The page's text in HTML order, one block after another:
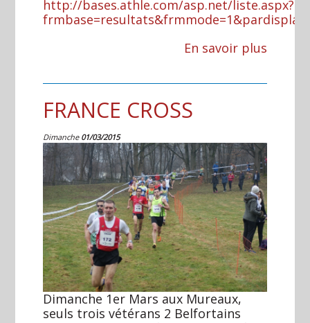
http://bases.athle.com/asp.net/liste.aspx?
En savoir plus
FRANCE CROSS
Dimanche 01/03/2015
Dimanche 1er Mars aux Mureaux,
seuls trois vétérans 2 Belfortains